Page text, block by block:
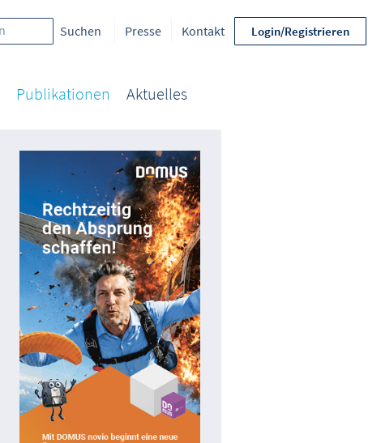
Presse Kontakt Login/Registrieren
Publikationen Aktuelles